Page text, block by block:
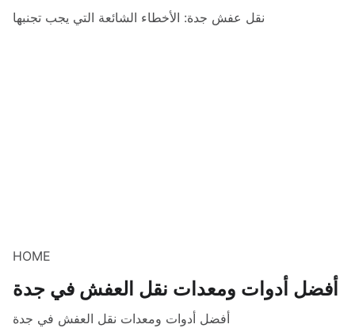
نقل عفش جدة: الأخطاء الشائعة التي يجب تجنبها
HOME
أفضل أدوات ومعدات نقل العفش في جدة
أفضل أدوات ومعدات نقل العفش في جدة